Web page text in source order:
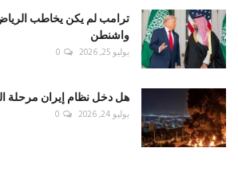
ترامب لم يكن يخاطب
واشنطن
يوليو 25, 2026 0
هل دخل نظام إيران مرحلة
يوليو 24, 2026 0